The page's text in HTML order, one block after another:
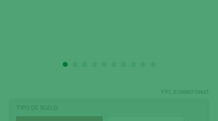
PPL.SON007-SNAT
TIPO DE SUELO